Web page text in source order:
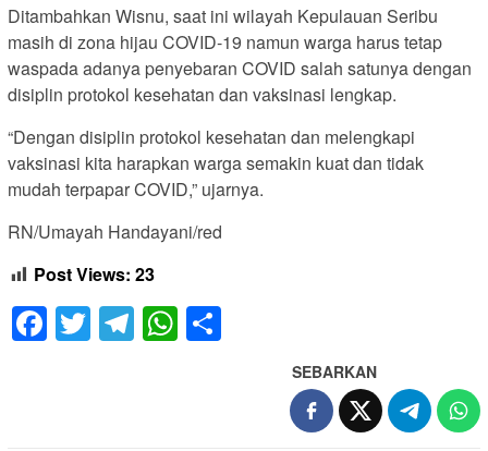
Ditambahkan Wisnu, saat ini wilayah Kepulauan Seribu
masih di zona hijau COVID-19 namun warga harus tetap
waspada adanya penyebaran COVID salah satunya dengan
disiplin protokol kesehatan dan vaksinasi lengkap.
“Dengan disiplin protokol kesehatan dan melengkapi
vaksinasi kita harapkan warga semakin kuat dan tidak
mudah terpapar COVID,” ujarnya.
RN/Umayah Handayani/red
Post Views: 23
Facebook
Twitter
Telegram
WhatsApp
SEBARKAN